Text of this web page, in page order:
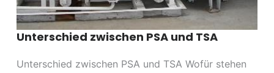
Unterschied zwischen PSA und TSA
Unterschied zwischen PSA und TSA Wofür stehen